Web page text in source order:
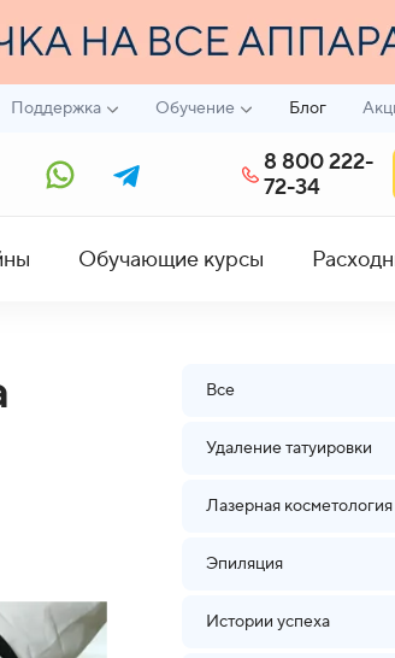
Поддержка Обучение Блог
8 800 222-
72-34
Обучающие курсы
Все
Удаление татуировки
Лазерная косметология
Эпиляция
Истории успеха